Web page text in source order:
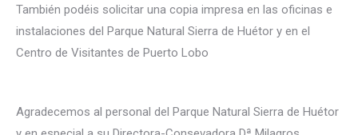
También podéis solicitar una copia impresa en las oficinas e
instalaciones del Parque Natural Sierra de Huétor y en el
Centro de Visitantes de Puerto Lobo
Agradecemos al personal del Parque Natural Sierra de Huétor